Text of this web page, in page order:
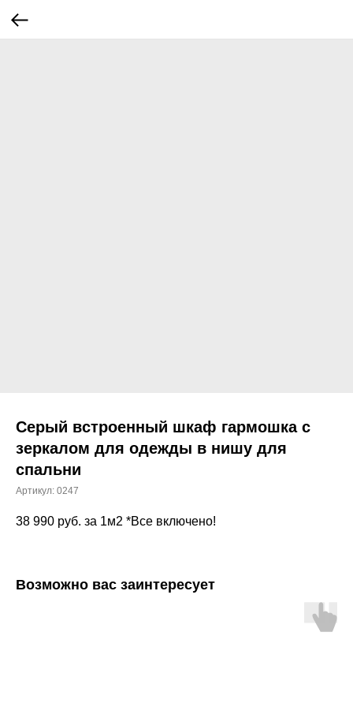
Серый встроенный шкаф гармошка с
зеркалом для одежды в нишу для
спальни
Артикул: 0247
38 990 руб. за 1м2 *Все включено!
Возможно вас заинтересует